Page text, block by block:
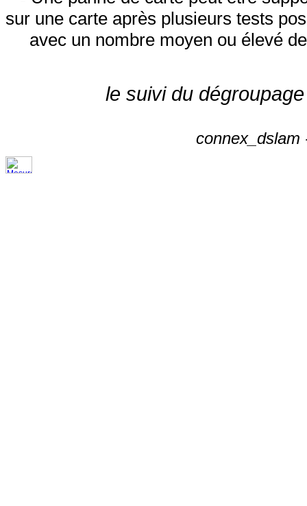
sur une carte après plusieurs tests
avec un nombre moyen ou élevé
le suivi du
connex_dslam